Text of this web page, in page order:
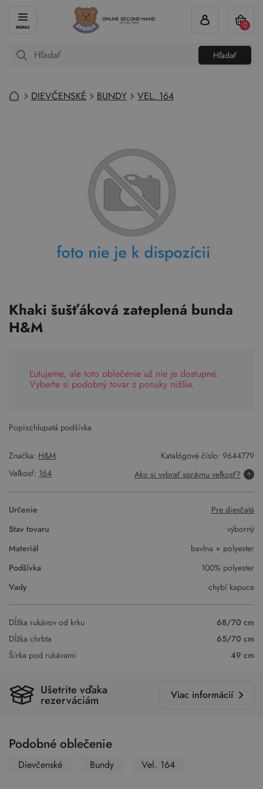
ONLINE SECOND HAND
od roku 2004
Hľadať
0
DIEVČENSKÉ BUNDY VEL. 164
Khaki šušťáková zateplená bunda
H&M
Ľutujeme, ale toto oblečenie už nie je dostupné.
Vyberte si podobný tovar z ponuky nižšie.
Popis:chlupatá podšívka
Značka: H&M Katalógové číslo: 9644779
Veľkosť: 164 Ako si vybrať správnu veľkosť?
Určenie
Pre dievčatá
Stav tovaru
výborný
Materiál
bavlna + polyester
Podšívka
100% polyester
Vady
chybí kapuce
Dĺžka rukávov od krku
68/70 cm
Dĺžka chrbta
65/70 cm
Šírka pod rukávami
49 cm
Ušetrite vďaka
rezerváciám Viac informácií
Podobné oblečenie
Dievčenské Bundy Vel. 164